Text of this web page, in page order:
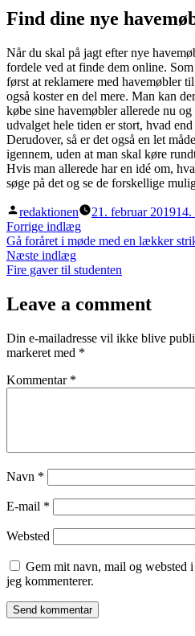
Find dine nye
Når du skal på jagt efter nye
fordele ved at finde dem online.
først at reklamere med havemøbler
også koster en del mere. Man kan
købe sine havemøbler allerede nu
udvalget hele tiden er stort, hvad
Derudover, så er det også en let
igennem, uden at man skal køre
Hvis man allerede har en idé om,
søge på det og se de forskellige
Posted
by
redaktionen 21. februar 201914.
Indlægsnavigation
Forrige indlægPrevious
post:
Gå foråret i møde med en lækker
Næste indlægNext
post:
Fire gaver til studenten
Leave a comment
Din e-mailadresse vil ikke blive
markeret med *
Kommentar *
Navn *
E-mail *
Websted
Gem mit navn, mail og websted
jeg kommenterer.